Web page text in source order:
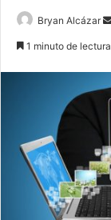
Bryan Alcázar
1 minuto de lectura